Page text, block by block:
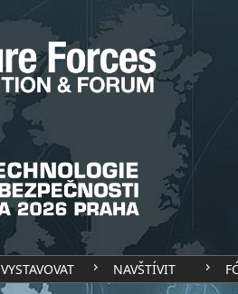
VYSTAVOVAT NAVŠTÍVIT